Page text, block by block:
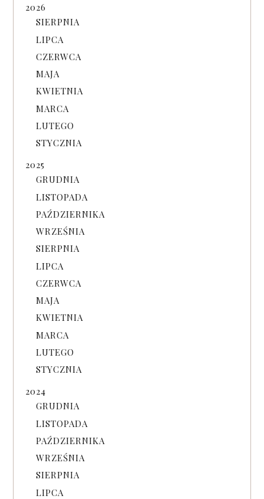
2026
SIERPNIA
LIPCA
CZERWCA
MAJA
KWIETNIA
MARCA
LUTEGO
STYCZNIA
2025
GRUDNIA
LISTOPADA
PAŹDZIERNIKA
WRZEŚNIA
SIERPNIA
LIPCA
CZERWCA
MAJA
KWIETNIA
MARCA
LUTEGO
STYCZNIA
2024
GRUDNIA
LISTOPADA
PAŹDZIERNIKA
WRZEŚNIA
SIERPNIA
LIPCA